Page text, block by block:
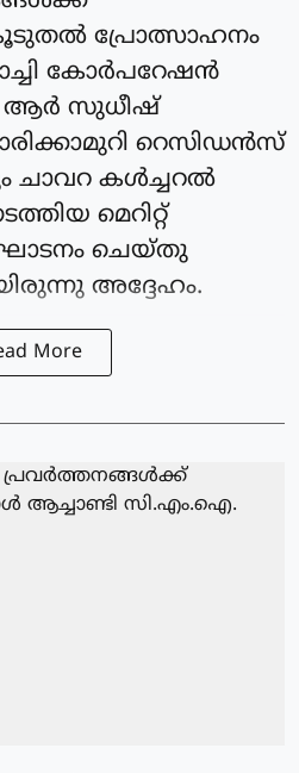
കൂടുതൽ പ്രോത്സാഹനം
കോർപറേഷൻ
ആർ സുധീഷ്
റെസിഡൻസ്
കൾച്ചറൽ
മെറിറ്റ്
ചെയ്തു
അദ്ദേഹം.
More